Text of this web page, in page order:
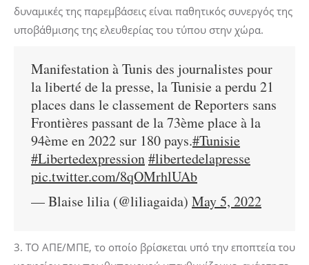
δυναμικές της παρεμβάσεις είναι παθητικός συνεργός της
υποβάθμισης της ελευθερίας του τύπου στην χώρα.
Manifestation à Tunis des journalistes pour
la liberté de la presse, la Tunisie a perdu 21
places dans le classement de Reporters sans
Frontières passant de la 73ème place à la
94ème en 2022 sur 180 pays.#Tunisie
#Libertedexpression#libertedelapresse
pic.twitter.com/8qOMrhlUAb
— Blaise lilia (@liliagaida) May 5, 2022
3. ΤΟ ΑΠΕ/ΜΠΕ, το οποίο βρίσκεται υπό την εποπτεία του